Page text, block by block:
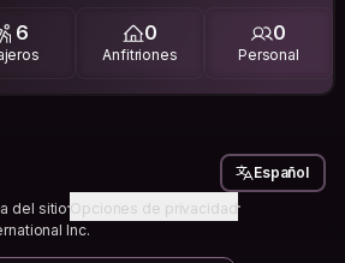
6 0
Anfitriones
0
Personal
del sitioOpciones de privacidad
Inc.
Español